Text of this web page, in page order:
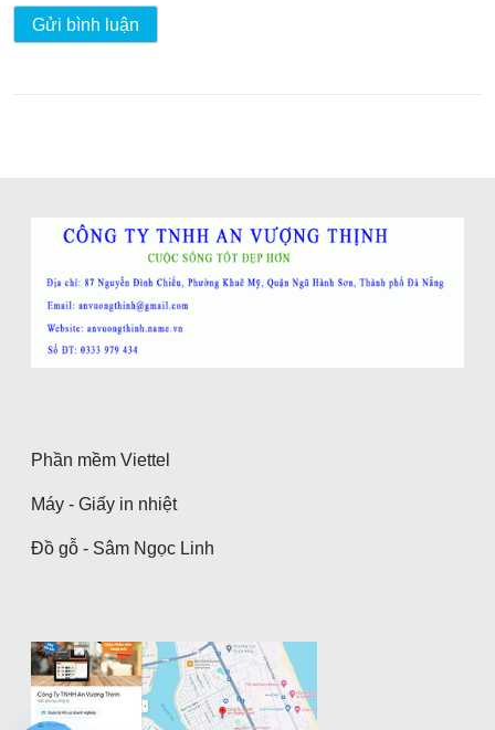
Phần mềm Viettel
Máy - Giấy in nhiệt
Đồ gỗ - Sâm Ngọc Linh